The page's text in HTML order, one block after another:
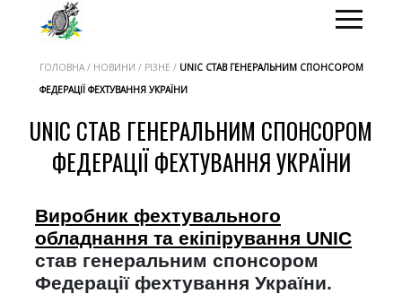
ГОЛОВНА / НОВИНИ / РІЗНЕ / UNIC СТАВ ГЕНЕРАЛЬНИМ СПОНСОРОМ
ФЕДЕРАЦІЇ ФЕХТУВАННЯ УКРАЇНИ
UNIC СТАВ ГЕНЕРАЛЬНИМ СПОНСОРОМ
ФЕДЕРАЦІЇ ФЕХТУВАННЯ УКРАЇНИ
Виробник фехтувального
обладнання та екіпірування UNIC
став генеральним спонсором
Федерації фехтування України.